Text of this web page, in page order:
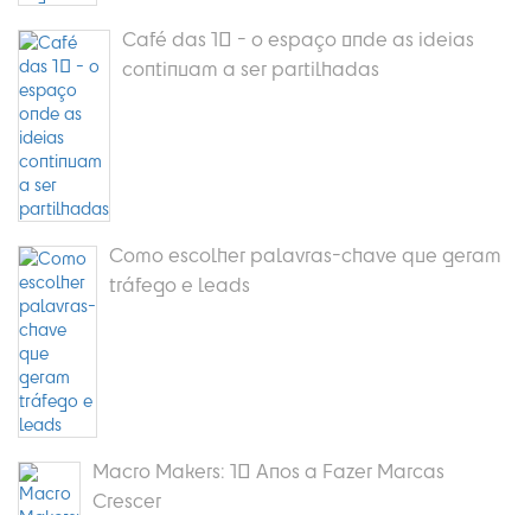
Café das 10 - o espaço onde as ideias
continuam a ser partilhadas
Como escolher palavras-chave que geram
tráfego e leads
Macro Makers: 10 Anos a Fazer Marcas
Crescer